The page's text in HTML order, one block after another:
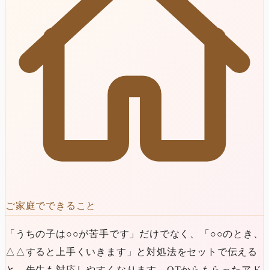
ご家庭でできること
「うちの子は○○が苦手です」だけでなく、「○○のとき、
△△すると上手くいきます」と対処法をセットで伝える